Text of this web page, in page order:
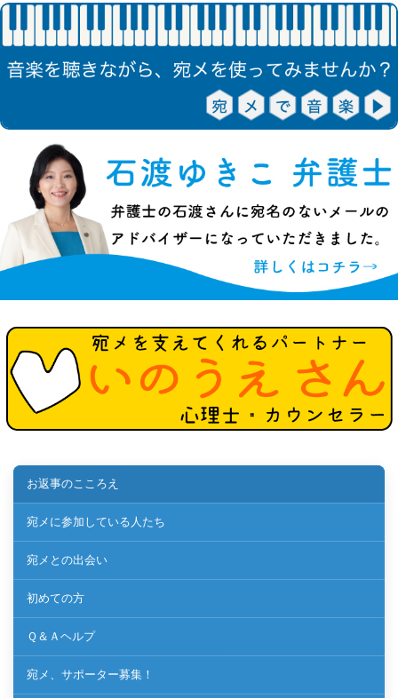
お返事のこころえ
宛メに参加している人たち
宛メとの出会い
初めての方
Ｑ＆Ａヘルプ
宛メ、サポーター募集！